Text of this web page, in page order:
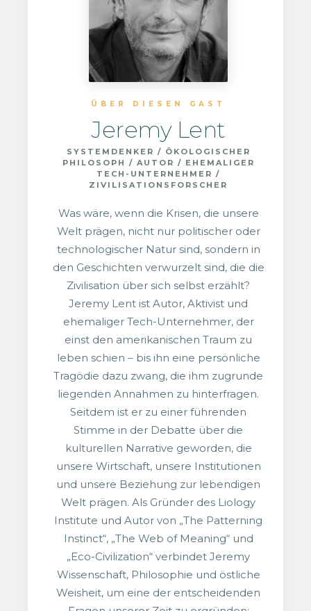
ÜBER DIESEN GAST
Jeremy Lent
SYSTEMDENKER / ÖKOLOGISCHER
PHILOSOPH / AUTOR / EHEMALIGER
TECH-UNTERNEHMER /
ZIVILISATIONSFORSCHER
Was wäre, wenn die Krisen, die unsere
Welt prägen, nicht nur politischer oder
technologischer Natur sind, sondern in
den Geschichten verwurzelt sind, die die
Zivilisation über sich selbst erzählt?
Jeremy Lent ist Autor, Aktivist und
ehemaliger Tech-Unternehmer, der
einst den amerikanischen Traum zu
leben schien – bis ihn eine persönliche
Tragödie dazu zwang, die ihm zugrunde
liegenden Annahmen zu hinterfragen.
Seitdem ist er zu einer führenden
Stimme in der Debatte über die
kulturellen Narrative geworden, die
unsere Wirtschaft, unsere Institutionen
und unsere Beziehung zur lebendigen
Welt prägen. Als Gründer des Liology
Institute und Autor von „The Patterning
Instinct“, „The Web of Meaning“ und
„Eco-Civilization“ verbindet Jeremy
Wissenschaft, Philosophie und östliche
Weisheit, um eine der entscheidenden